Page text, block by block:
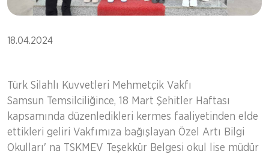
18.04.2024
Türk Silahlı Kuvvetleri Mehmetçik Vakfı
Samsun Temsilciliğince, 18 Mart Şehitler Haftası
kapsamında düzenledikleri kermes faaliyetinden elde
ettikleri geliri Vakfımıza bağışlayan Özel Artı Bilgi
Okulları' na TSKMEV Teşekkür Belgesi okul lise müdür